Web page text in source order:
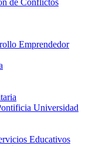
de Conflictos
Emprendedor
Universidad
Educativos